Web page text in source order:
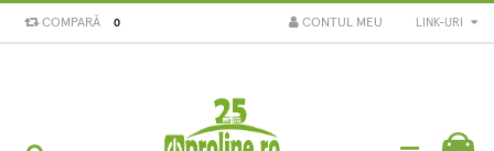
COMPARĂ 0 LINK-URI
CONTUL MEU